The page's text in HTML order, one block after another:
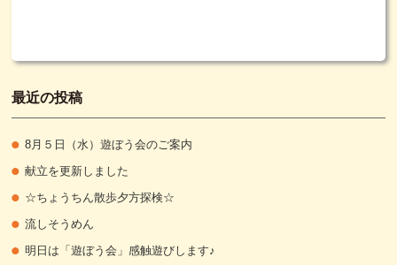
最近の投稿
8月５日（水）遊ぼう会のご案内
献立を更新しました
☆ちょうちん散歩夕方探検☆
流しそうめん
明日は「遊ぼう会」感触遊びします♪